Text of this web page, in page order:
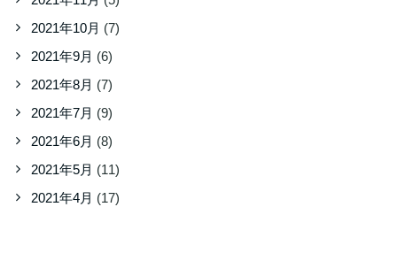
2021年10月 (7)
2021年9月 (6)
2021年8月 (7)
2021年7月 (9)
2021年6月 (8)
2021年5月 (11)
2021年4月 (17)